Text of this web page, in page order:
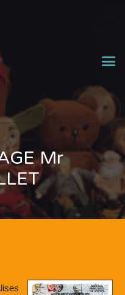
Mr